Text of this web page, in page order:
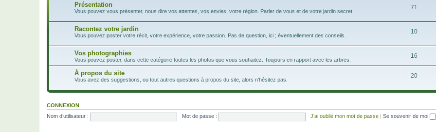
Présentation
Vous pouvez vous présenter, nous dire vos attentes, vos envies, votre région. Parler de vous et de votre jardin secret.
71
Racontez votre jardin
Vous pouvez poster votre récit, votre expérience, votre passion. Pas de question, ici ; éventuellement des conseils.
10
Vos photographies
Vous pouvez poster, dans cette catégorie toutes les photos que vous souhaitez. Toujours en rapport avec les arbres.
16
À propos du site
Vous avez des suggestions, ou tout autres questions à propos du site, alors n'hésitez pas.
20
CONNEXION
Nom d’utilisateur :
Mot de passe : J’ai oublié mon mot de passe Se souvenir de moi